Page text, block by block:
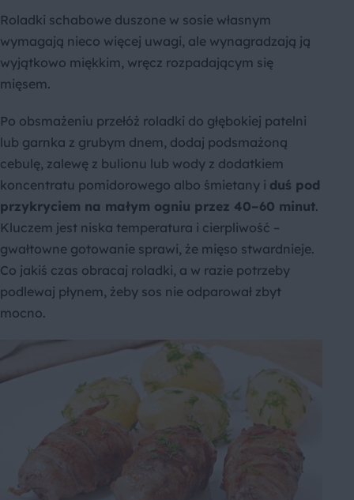
Roladki schabowe duszone w sosie własnym
wymagają nieco więcej uwagi, ale wynagradzają ją
wyjątkowo miękkim, wręcz rozpadającym się
mięsem.
Po obsmażeniu przełóż roladki do głębokiej patelni
lub garnka z grubym dnem, dodaj podsmażoną
cebulę, zalewę z bulionu lub wody z dodatkiem
koncentratu pomidorowego albo śmietany i duś pod
przykryciem na małym ogniu przez 40–60 minut.
Kluczem jest niska temperatura i cierpliwość –
gwałtowne gotowanie sprawi, że mięso stwardnieje.
Co jakiś czas obracaj roladki, a w razie potrzeby
podlewaj płynem, żeby sos nie odparował zbyt
mocno.